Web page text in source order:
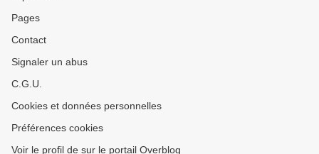
Pages
Contact
Signaler un abus
C.G.U.
Cookies et données personnelles
Préférences cookies
Voir le profil de sur le portail Overblog